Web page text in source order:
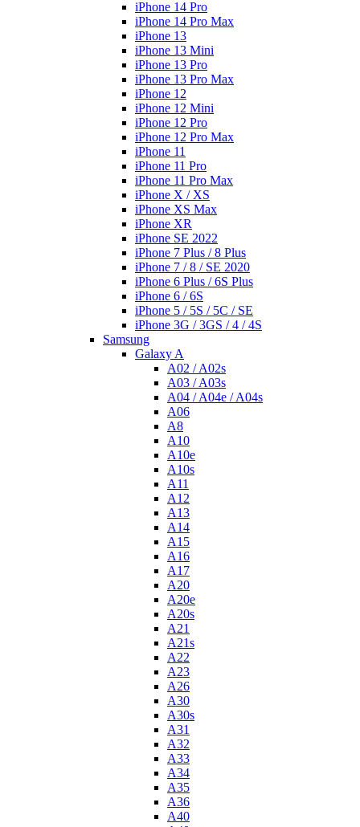
iPhone 14 Pro
iPhone 14 Pro Max
iPhone 13
iPhone 13 Mini
iPhone 13 Pro
iPhone 13 Pro Max
iPhone 12
iPhone 12 Mini
iPhone 12 Pro
iPhone 12 Pro Max
iPhone 11
iPhone 11 Pro
iPhone 11 Pro Max
iPhone X / XS
iPhone XS Max
iPhone XR
iPhone SE 2022
iPhone 7 Plus / 8 Plus
iPhone 7 / 8 / SE 2020
iPhone 6 Plus / 6S Plus
iPhone 6 / 6S
iPhone 5 / 5S / 5C / SE
iPhone 3G / 3GS / 4 / 4S
Samsung
Galaxy A
A02 / A02s
A03 / A03s
A04 / A04e / A04s
A06
A8
A10
A10e
A10s
A11
A12
A13
A14
A15
A16
A17
A20
A20e
A20s
A21
A21s
A22
A23
A26
A30
A30s
A31
A32
A33
A34
A35
A36
A40